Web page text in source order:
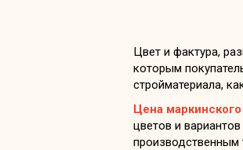
Цвет и фактура,
которым
стройматериала,
Цена
цветов и
производственным